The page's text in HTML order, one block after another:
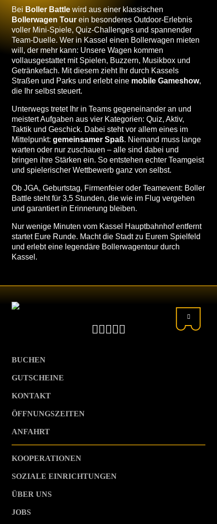
Bei Boller Battle wird aus einer klassischen
Bollerwagen Tour ein besonderes Outdoor-Erlebnis
voller Mini-Spiele, Quiz-Challenges und spannender
Team-Duelle. Wer in Kassel einen Bollerwagen mieten
will, der mehr kann: Unsere Wagen kommen
vollausgestattet mit Spielen, Buzzern, Musikbox und
Getränkefach. Mit diesem zieht Ihr durch Kassels
Straßen und Parks und erlebt eine mobile Gameshow,
die Ihr selbst steuert.
Unterwegs tretet Ihr in Teams gegeneinander an und
meistert Aufgaben aus vier Kategorien: Quiz, Aktiv,
Taktik und Geschick. Dabei steht vor allem eines im
Mittelpunkt: gemeinsamer Spaß. Niemand muss lange
warten oder nur zuschauen – alle sind dabei und
bringen ihre Stärken ein. So entstehen echter Teamgeist
und spielerischer Wettbewerb ganz von selbst.
Ob JGA, Geburtstag, Firmenfeier oder Teamevent: Boller
Battle steht für 3,5 Stunden, die wie im Flug vergehen
und garantiert in Erinnerung bleiben.
Nur wenige Minuten vom Kassel Hauptbahnhof entfernt
startet Eure Runde. Macht die Stadt zu Eurem Spielfeld
und erlebt eine legendäre Bollerwagentour durch
Kassel.
BUCHEN
GUTSCHEINE
KONTAKT
ÖFFNUNGSZEITEN
ANFAHRT
KOOPERATIONEN
SOZIALE EINRICHTUNGEN
ÜBER UNS
JOBS